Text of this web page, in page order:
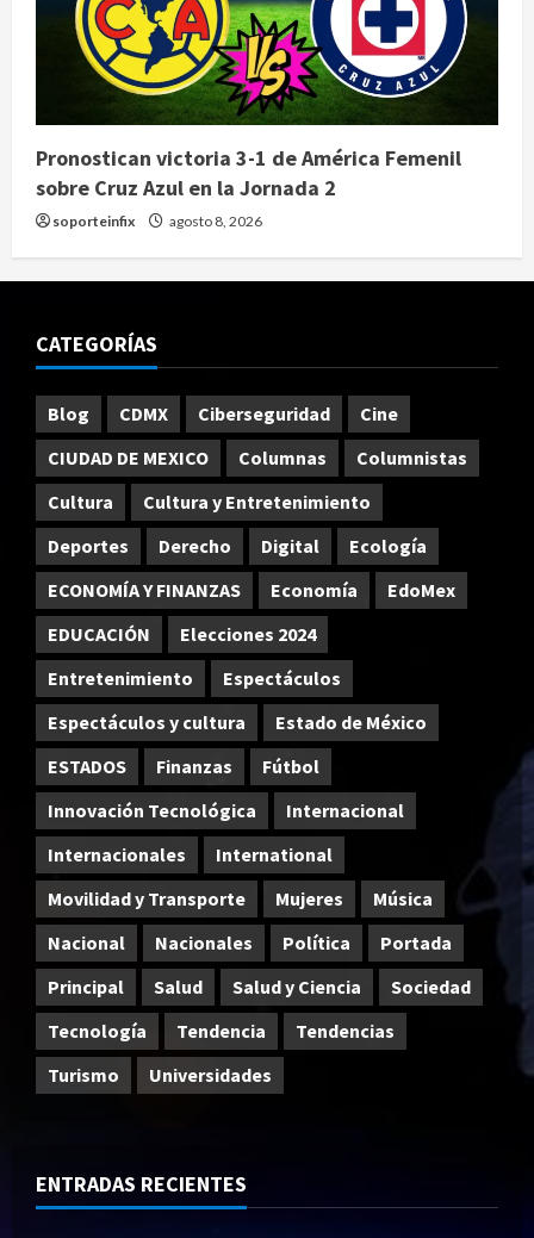
Pronostican victoria 3-1 de América Femenil
sobre Cruz Azul en la Jornada 2
soporteinfix agosto 8, 2026
CATEGORÍAS
Blog CDMX Ciberseguridad
Cine
CIUDAD DE MEXICO
Columnas
Columnistas
Cultura
Cultura y Entretenimiento
Deportes
Derecho Digital
Ecología
ECONOMÍA Y FINANZAS
Economía
EdoMex
EDUCACIÓN
Elecciones 2024
Entretenimiento
Espectáculos
Espectáculos y cultura
Estado de México
ESTADOS
Finanzas
Fútbol
Innovación Tecnológica
Internacional
Internacionales
International
Movilidad y Transporte
Mujeres
Música
Nacional
Nacionales Política
Portada
Principal
Salud Salud y Ciencia
Sociedad
Tecnología
Tendencia
Tendencias
Turismo
Universidades
ENTRADAS RECIENTES